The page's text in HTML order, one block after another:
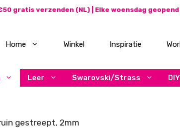
gratis verzenden (NL) | Elke woensdag geopend |
Home Winkel Inspiratie
Leer Swarovski/Strass DIY
gestreept, 2mm